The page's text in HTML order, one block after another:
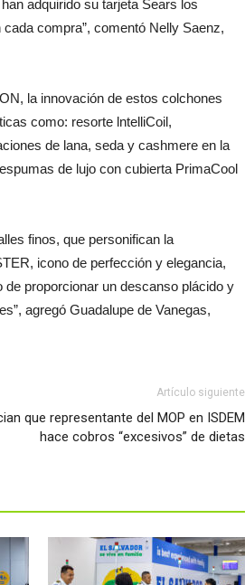
adquirido su tarjeta Sears los
compra”, comentó Nelly Saenz,
la innovación de estos colchones
como: resorte lntelliCoil,
de lana, seda y cashmere en la
de lujo con cubierta PrimaCool
finos, que personifican la
icono de perfección y elegancia,
proporcionar un descanso plácido y
agregó Guadalupe de Vanegas,
Artículo siguiente
que representante del MOP en ISDEM
hace cobros “excesivos” de dietas